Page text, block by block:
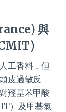
與
工香料，但
皮過敏反
羥基苯甲酸
）及甲基氯